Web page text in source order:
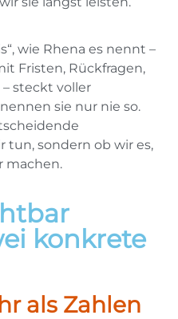
wie Rhena es nennt –
Fristen, Rückfragen,
steckt voller
sie nur nie so.
tun, sondern ob wir es,
machen.
konkrete
als Zahlen